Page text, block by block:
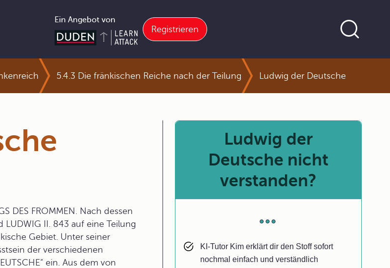
Ein Angebot von
Registrieren
5.4.3 Die fränkischen Reiche nach der Teilung Ludwig der Deutsche
DES FROMMEN. Nach dessen
LUDWIG II. 843 auf eine Teilung
Gebiet. Unter seiner
der verschiedenen
ein. Aus dem von
Ludwig der
Deutsche nicht
verstanden?
KI-Tutor Kim erklärt dir den Stoff sofort
nochmal einfach und verständlich